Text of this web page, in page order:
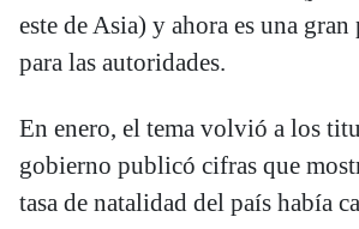
este de Asia) y ahora es una
para las autoridades.
En enero, el tema volvió a los
gobierno publicó cifras que
tasa de natalidad del país había